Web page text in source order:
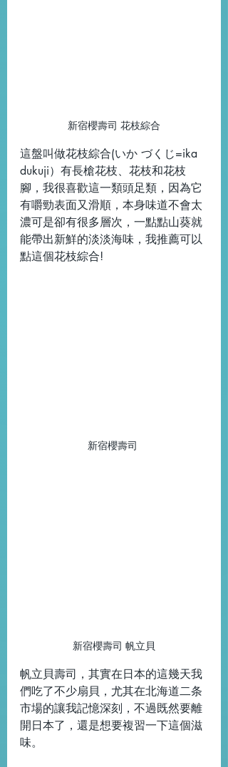
新宿櫻壽司 花枝綜合
這盤叫做花枝綜合(いか づくじ=ika
dukuji）有長槍花枝、花枝和花枝
腳，我很喜歡這一類頭足類，因為它
有嚼勁表面又滑順，本身味道不會太
濃可是卻有很多層次，一點點山葵就
能帶出新鮮的淡淡海味，我推薦可以
點這個花枝綜合!
新宿櫻壽司
新宿櫻壽司 帆立貝
帆立貝壽司，其實在日本的這幾天我
們吃了不少扇貝，尤其在北海道二条
市場的讓我記憶深刻，不過既然要離
開日本了，還是想要複習一下這個滋
味。